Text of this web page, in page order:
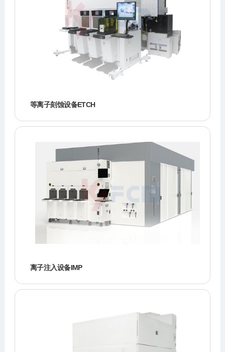
等离子刻蚀设备ETCH
离子注入设备IMP